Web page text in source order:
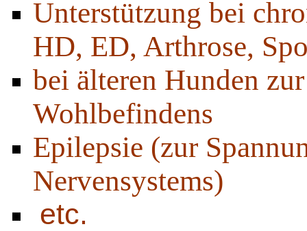
Unterstützung bei
HD, ED, Arthrose,
bei älteren Hunden
Wohlbefindens
Epilepsie (zur
Nervensystems)
etc.